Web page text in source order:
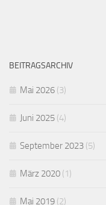
BEITRAGSARCHIV
Mai 2026 (3)
Juni 2025 (4)
September 2023 (5)
März 2020 (1)
Mai 2019 (2)